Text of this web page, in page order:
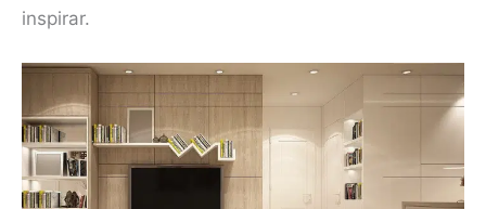
inspirar.